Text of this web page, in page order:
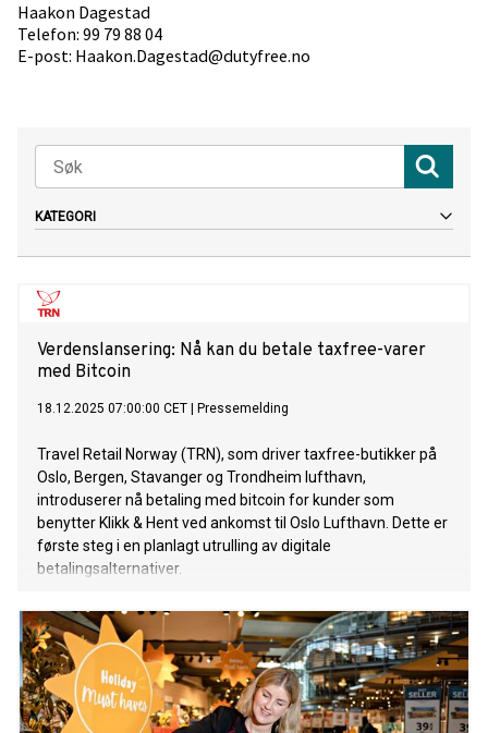
Haakon Dagestad
Telefon: 99 79 88 04
E-post: Haakon.Dagestad@dutyfree.no